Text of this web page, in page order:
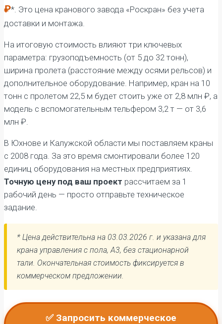
₽*. Это цена кранового завода «Роскран» без учета
доставки и монтажа.
На итоговую стоимость влияют три ключевых
параметра: грузоподъемность (от 5 до 32 тонн),
ширина пролета (расстояние между осями рельсов) и
дополнительное оборудование. Например, кран на 10
тонн с пролетом 22,5 м будет стоить уже от 2,8 млн ₽, а
модель с вспомогательным тельфером 3,2 т — от 3,6
млн ₽.
В Юхнове и Калужской области мы поставляем краны
с 2008 года. За это время смонтировали более 120
единиц оборудования на местных предприятиях.
Точную цену под ваш проект рассчитаем за 1
рабочий день — просто отправьте техническое
задание.
* Цена действительна на 03.03.2026 г. и указана для
крана управления с пола, А3, без стационарной
тали. Окончательная стоимость фиксируется в
коммерческом предложении.
✅ Запросить коммерческое